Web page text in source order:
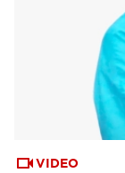
VIDEO